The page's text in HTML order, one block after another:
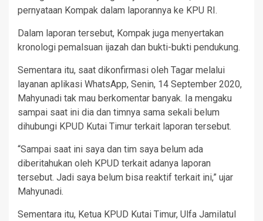
pernyataan Kompak dalam laporannya ke KPU RI.
Dalam laporan tersebut, Kompak juga menyertakan
kronologi pemalsuan ijazah dan bukti-bukti pendukung.
Sementara itu, saat dikonfirmasi oleh Tagar melalui
layanan aplikasi WhatsApp, Senin, 14 September 2020,
Mahyunadi tak mau berkomentar banyak. Ia mengaku
sampai saat ini dia dan timnya sama sekali belum
dihubungi KPUD Kutai Timur terkait laporan tersebut.
“Sampai saat ini saya dan tim saya belum ada
diberitahukan oleh KPUD terkait adanya laporan
tersebut. Jadi saya belum bisa reaktif terkait ini,” ujar
Mahyunadi.
Sementara itu, Ketua KPUD Kutai Timur, Ulfa Jamilatul